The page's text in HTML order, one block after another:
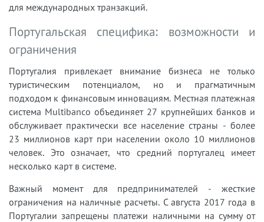
для международных транзакций.
Португальская специфика: возможности и
ограничения
Португалия привлекает внимание бизнеса не только
туристическим потенциалом, но и прагматичным
подходом к финансовым инновациям. Местная платежная
система Multibanco объединяет 27 крупнейших банков и
обслуживает практически все население страны - более
23 миллионов карт при населении около 10 миллионов
человек. Это означает, что средний португалец имеет
несколько карт в системе.
Важный момент для предпринимателей - жесткие
ограничения на наличные расчеты. С августа 2017 года в
Португалии запрещены платежи наличными на сумму от